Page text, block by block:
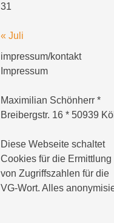
31
« Juli
impressum/kontakt
Impressum
Maximilian Schönherr *
Breibergstr. 16 * 50939
Diese Webseite schaltet
Cookies für die Ermittlung
von Zugriffszahlen für die
VG-Wort. Alles